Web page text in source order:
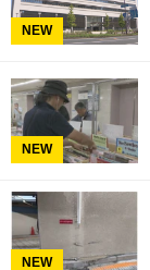
NEW
NEW
NEW